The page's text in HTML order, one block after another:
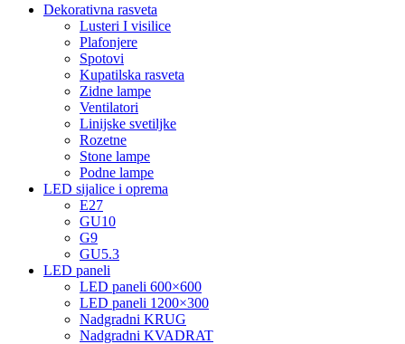
Dekorativna rasveta
Lusteri I visilice
Plafonjere
Spotovi
Kupatilska rasveta
Zidne lampe
Ventilatori
Linijske svetiljke
Rozetne
Stone lampe
Podne lampe
LED sijalice i oprema
E27
GU10
G9
GU5.3
LED paneli
LED paneli 600×600
LED paneli 1200×300
Nadgradni KRUG
Nadgradni KVADRAT